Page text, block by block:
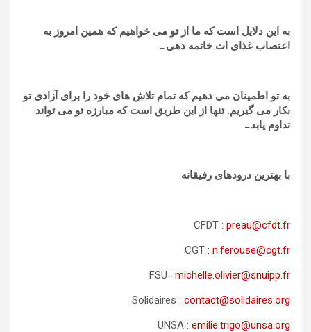
به این دلایل است که ما از تو می خواهیم که همین امروز به
اعتصاب غذای ات خاتمه دهی.ـ
به تو اطمینان می دهیم که تمام تلاش های خود را برای آزادی تو
بکار می گیریم. تنها از این طریق است که مبارزه تو می تواند
تداوم یابد.ـ
با بهترین درودهای رفیقانه
CFDT : preau@cfdt.fr
CGT : n.ferouse@cgt.fr
FSU : michelle.olivier@snuipp.fr
Solidaires : contact@solidaires.org
UNSA : emilie.trigo@unsa.org